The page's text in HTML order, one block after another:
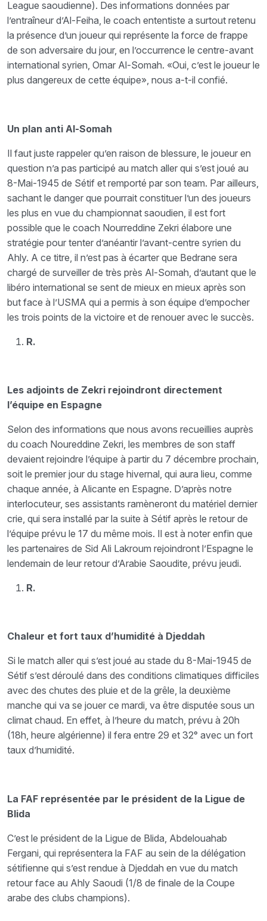
League saoudienne). Des informations données par
l’entraîneur d’Al-Feiha, le coach ententiste a surtout retenu
la présence d’un joueur qui représente la force de frappe
de son adversaire du jour, en l’occurrence le centre-avant
international syrien, Omar Al-Somah. «Oui, c’est le joueur le
plus dangereux de cette équipe», nous a-t-il confié.
Un plan anti Al-Somah
Il faut juste rappeler qu’en raison de blessure, le joueur en
question n’a pas participé au match aller qui s’est joué au
8-Mai-1945 de Sétif et remporté par son team. Par ailleurs,
sachant le danger que pourrait constituer l’un des joueurs
les plus en vue du championnat saoudien, il est fort
possible que le coach Nourreddine Zekri élabore une
stratégie pour tenter d’anéantir l’avant-centre syrien du
Ahly. A ce titre, il n’est pas à écarter que Bedrane sera
chargé de surveiller de très près Al-Somah, d’autant que le
libéro international se sent de mieux en mieux après son
but face à l’USMA qui a permis à son équipe d’empocher
les trois points de la victoire et de renouer avec le succès.
R.
Les adjoints de Zekri rejoindront directement
l’équipe en Espagne
Selon des informations que nous avons recueillies auprès
du coach Noureddine Zekri, les membres de son staff
devaient rejoindre l’équipe à partir du 7 décembre prochain,
soit le premier jour du stage hivernal, qui aura lieu, comme
chaque année, à Alicante en Espagne. D’après notre
interlocuteur, ses assistants ramèneront du matériel dernier
crie, qui sera installé par la suite à Sétif après le retour de
l’équipe prévu le 17 du même mois. Il est à noter enfin que
les partenaires de Sid Ali Lakroum rejoindront l’Espagne le
lendemain de leur retour d’Arabie Saoudite, prévu jeudi.
R.
Chaleur et fort taux d’humidité à Djeddah
Si le match aller qui s’est joué au stade du 8-Mai-1945 de
Sétif s’est déroulé dans des conditions climatiques difficiles
avec des chutes des pluie et de la grêle, la deuxième
manche qui va se jouer ce mardi, va être disputée sous un
climat chaud. En effet, à l’heure du match, prévu à 20h
(18h, heure algérienne) il fera entre 29 et 32° avec un fort
taux d’humidité.
La FAF représentée par le président de la Ligue de
Blida
C’est le président de la Ligue de Blida, Abdelouahab
Fergani, qui représentera la FAF au sein de la délégation
sétifienne qui s’est rendue à Djeddah en vue du match
retour face au Ahly Saoudi (1/8 de finale de la Coupe
arabe des clubs champions).